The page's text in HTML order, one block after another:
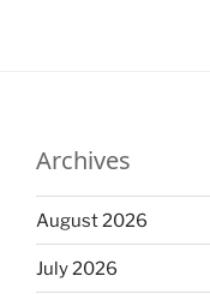
Archives
August 2026
July 2026